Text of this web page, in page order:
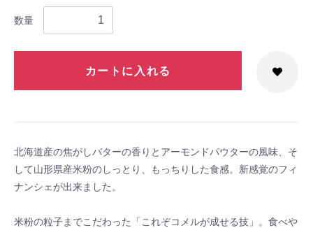
数量
カートに入れる
北海道産の焦がしバターの香りとアーモンドパウターの風味、そ
して山形県産米粉のしっとり、もっちりした食感。新感覚のフィ
ナンシェが出来ました。
米粉の粒子までこだわった「これぞコメルが成せる技」。食べや